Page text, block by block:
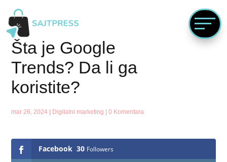
Šta je Google
Trends? Da li ga
koristite?
mar 26, 2024 Digitalni marketing |0 Komentara
Facebook 30 Followers